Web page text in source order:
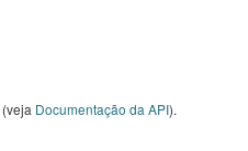
(veja Documentação da API).